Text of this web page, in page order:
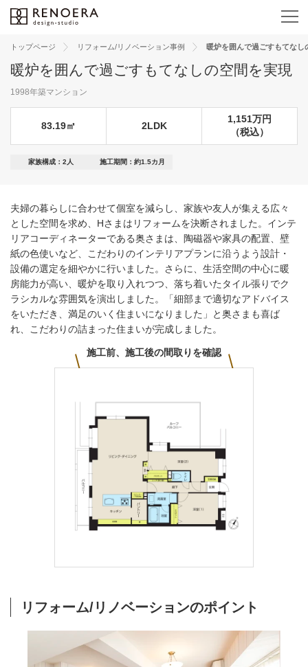
トップページ リフォーム/リノベーション事例 暖炉を囲んで過ごすもてなし
暖炉を囲んで過ごすもてなしの空間を実現
1998年築マンション
83.19㎡ 2LDK
1,151万円
（税込）
家族構成：2人 施工期間：約1.5カ月
夫婦の暮らしに合わせて個室を減らし、家族や友⼈が集える広々
とした空間を求め、Hさまはリフォームを決断されました。インテ
リアコーディネーターである奥さまは、陶磁器や家具の配置、壁
紙の⾊使いなど、こだわりのインテリアプランに沿うよう設計・
設備の選定を細やかに⾏いました。さらに、⽣活空間の中⼼に暖
房能⼒が⾼い、暖炉を取り⼊れつつ、落ち着いたタイル張りでク
ラシカルな雰囲気を演出しました。「細部まで適切なアドバイス
をいただき、満⾜のいく住まいになりました」と奥さまも喜ば
れ、こだわりの詰まった住まいが完成しました。
施工前、施工後の間取りを確認
リフォーム/リノベーションのポイント